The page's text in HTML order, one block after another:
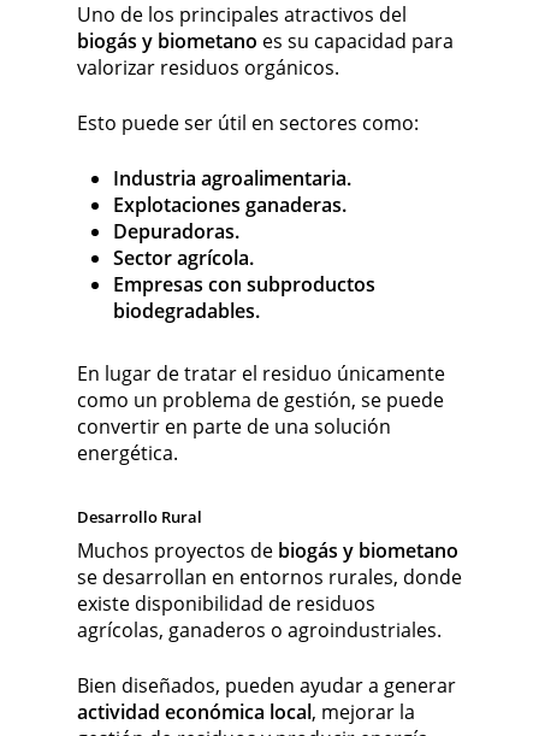
Uno de los principales atractivos del
biogás y biometano es su capacidad para
valorizar residuos orgánicos.
Esto puede ser útil en sectores como:
Industria agroalimentaria.
Explotaciones ganaderas.
Depuradoras.
Sector agrícola.
Empresas con subproductos
biodegradables.
En lugar de tratar el residuo únicamente
como un problema de gestión, se puede
convertir en parte de una solución
energética.
Desarrollo Rural
Muchos proyectos de biogás y biometano
se desarrollan en entornos rurales, donde
existe disponibilidad de residuos
agrícolas, ganaderos o agroindustriales.
Bien diseñados, pueden ayudar a generar
actividad económica local, mejorar la